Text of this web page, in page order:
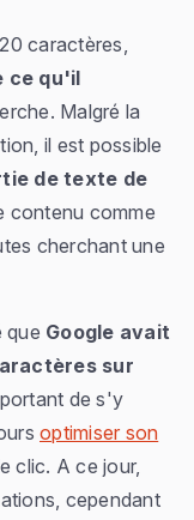
caractères,
ce qu'il
Malgré la
il est possible
de texte de
contenu comme
cherchant une
que Google avait
sur
de s'y
optimiser son
clic. A ce jour,
cependant